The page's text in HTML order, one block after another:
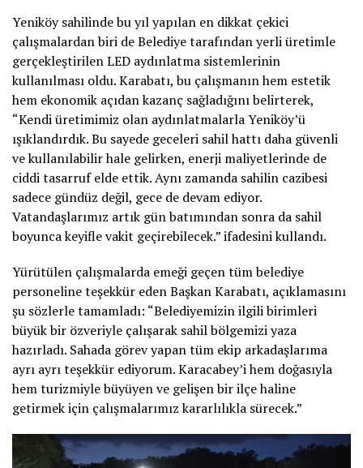
Yeniköy sahilinde bu yıl yapılan en dikkat çekici
çalışmalardan biri de Belediye tarafından yerli üretimle
gerçekleştirilen LED aydınlatma sistemlerinin
kullanılması oldu. Karabatı, bu çalışmanın hem estetik
hem ekonomik açıdan kazanç sağladığını belirterek,
“Kendi üretimimiz olan aydınlatmalarla Yeniköy’ü
ışıklandırdık. Bu sayede geceleri sahil hattı daha güvenli
ve kullanılabilir hale gelirken, enerji maliyetlerinde de
ciddi tasarruf elde ettik. Aynı zamanda sahilin cazibesi
sadece gündüz değil, gece de devam ediyor.
Vatandaşlarımız artık gün batımından sonra da sahil
boyunca keyifle vakit geçirebilecek.” ifadesini kullandı.
Yürütülen çalışmalarda emeği geçen tüm belediye
personeline teşekkür eden Başkan Karabatı, açıklamasını
şu sözlerle tamamladı: “Belediyemizin ilgili birimleri
büyük bir özveriyle çalışarak sahil bölgemizi yaza
hazırladı. Sahada görev yapan tüm ekip arkadaşlarıma
ayrı ayrı teşekkür ediyorum. Karacabey’i hem doğasıyla
hem turizmiyle büyüyen ve gelişen bir ilçe haline
getirmek için çalışmalarımız kararlılıkla sürecek.”